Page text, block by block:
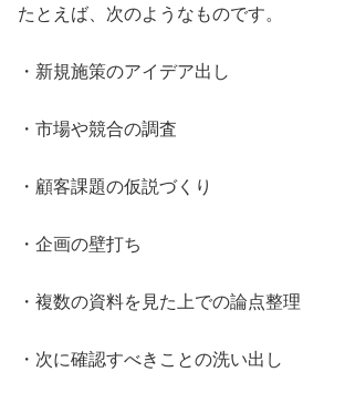
たとえば、次のようなものです。
・新規施策のアイデア出し
・市場や競合の調査
・顧客課題の仮説づくり
・企画の壁打ち
・複数の資料を見た上での論点整理
・次に確認すべきことの洗い出し